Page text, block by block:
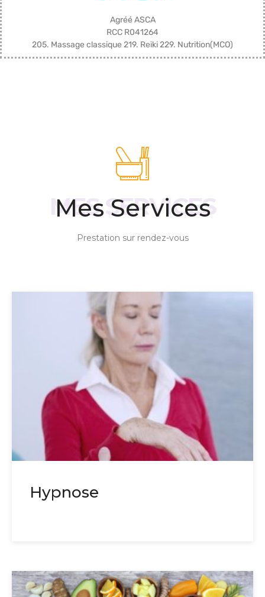
Agréé ASCA
RCC R041264
205. Massage classique 219. Reiki 229. Nutrition(MCO)
Mes Services
Prestation sur rendez-vous
Hypnose